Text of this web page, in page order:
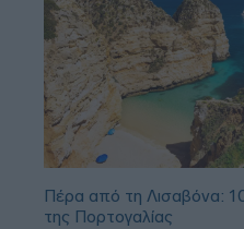
Πέρα από τη Λισαβόνα:
της Πορτογαλίας